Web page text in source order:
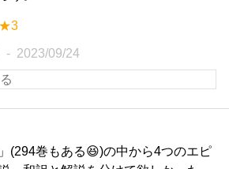
★3
2023/09/24
(294巻もある😆)の中から4つのエピ